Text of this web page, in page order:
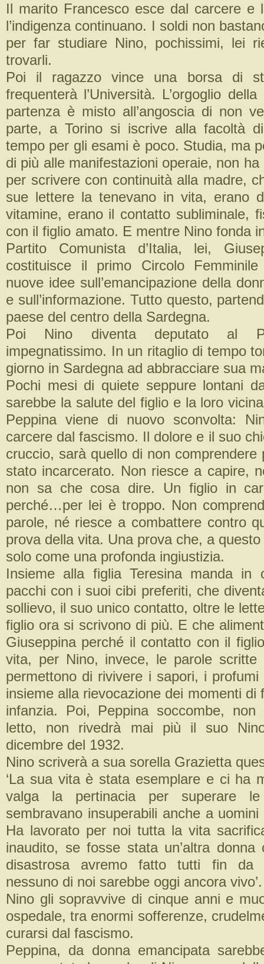
Il marito Francesco esce dal carcere e
l’indigenza continuano. I soldi non
per far studiare Nino, pochissimi, lei
trovarli.
Poi il ragazzo vince una borsa di
frequenterà l’Università. L’orgoglio
partenza è misto all’angoscia di non
parte, a Torino si iscrive alla facoltà
tempo per gli esami è poco. Studia, ma
di più alle manifestazioni operaie, non
per scrivere con continuità alla madre,
sue lettere la tenevano in vita, erano
vitamine, erano il contatto subliminale,
con il figlio amato. E mentre Nino fonda
Partito Comunista d’Italia, lei,
costituisce il primo Circolo
nuove idee sull’emancipazione della
e sull’informazione. Tutto questo,
paese del centro della Sardegna.
Poi Nino diventa deputato al
impegnatissimo. In un ritaglio di tempo
giorno in Sardegna ad abbracciare sua
Pochi mesi di quiete seppure lontani
sarebbe la salute del figlio e la loro
Peppina viene di nuovo sconvolta:
carcere dal fascismo. Il dolore e il suo
cruccio, sarà quello di non comprendere
stato incarcerato. Non riesce a capire,
non sa che cosa dire. Un figlio in
perché…per lei è troppo. Non
parole, né riesce a combattere contro
prova della vita. Una prova che, a
solo come una profonda ingiustizia.
Insieme alla figlia Teresina manda in
pacchi con i suoi cibi preferiti, che
sollievo, il suo unico contatto, oltre le
figlio ora si scrivono di più. E che
Giuseppina perché il contatto con il
vita, per Nino, invece, le parole scritte
permettono di rivivere i sapori, i
insieme alla rievocazione dei momenti di
infanzia. Poi, Peppina soccombe,
letto, non rivedrà mai più il suo
dicembre del 1932.
Nino scriverà a sua sorella Grazietta
‘La sua vita è stata esemplare e ci ha
valga la pertinacia per superare
sembravano insuperabili anche a
Ha lavorato per noi tutta la vita
inaudito, se fosse stata un’altra donna
disastrosa avremo fatto tutti fin da
nessuno di noi sarebbe oggi ancora vivo’.
Nino gli sopravvive di cinque anni e
ospedale, tra enormi sofferenze,
curarsi dal fascismo.
Peppina, da donna emancipata